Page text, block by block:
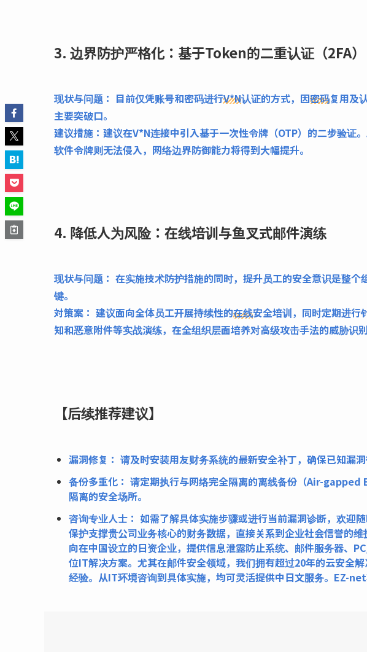
3. 边界防护严格化：基于Token的二重认证（2FA）
现状与问题： 目前仅凭账号和密码进行V*N认证的方式，因密码复用及
主要突破口。
建议措施： 建议在V*N连接中引入基于一次性令牌（OTP）的二步验证
软件令牌则无法侵入，网络边界防御能力将得到大幅提升。
4. 降低人为风险：在线培训与鱼叉式邮件演练
现状与问题： 在实施技术防护措施的同时，提升员工的安全意识是整个
键。
対策案： 建议面向全体员工开展持续性的在线安全培训，同时定期进行
知和恶意附件等实战演练，在全组织层面培养对高级攻击手法的威胁识别
【后续推荐建议】
漏洞修复： 请及时安装用友财务系统的最新安全补丁，确保已知漏洞
备份多重化： 请定期执行与网络完全隔离的离线备份（Air-
隔离的安全场所。
咨询专业人士： 如需了解具体实施步骤或进行当前漏洞诊断，欢迎随
保护支撑贵公司业务核心的财务数据，直接关系到企业社会信誉的维
向在中国设立的日资企业，提供信息泄露防止系统、邮件服务器、
位IT解决方案。尤其在邮件安全领域，我们拥有超过20年的云安全
经验。从IT环境咨询到具体实施，均可灵活提供中日文服务。EZ-